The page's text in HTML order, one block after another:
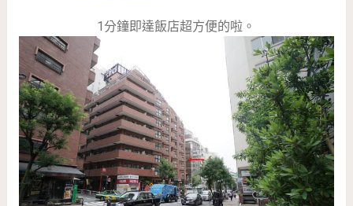
1分鐘即達飯店超方便的啦。